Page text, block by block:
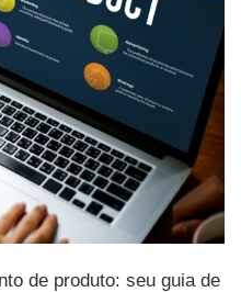
de produto: seu guia de